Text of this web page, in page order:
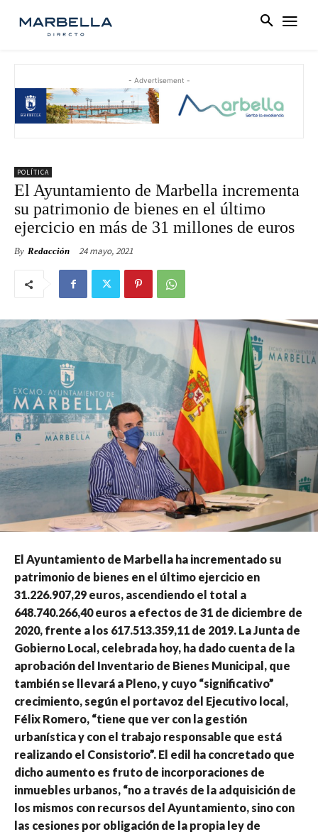
- Advertisement -
POLÍTICA
El Ayuntamiento de Marbella incrementa
su patrimonio de bienes en el último
ejercicio en más de 31 millones de euros
By Redacción 24 mayo, 2021
El Ayuntamiento de Marbella ha incrementado su
patrimonio de bienes en el último ejercicio en
31.226.907,29 euros, ascendiendo el total a
648.740.266,40 euros a efectos de 31 de diciembre de
2020, frente a los 617.513.359,11 de 2019. La Junta de
Gobierno Local, celebrada hoy, ha dado cuenta de la
aprobación del Inventario de Bienes Municipal, que
también se llevará a Pleno, y cuyo “significativo”
crecimiento, según el portavoz del Ejecutivo local,
Félix Romero, “tiene que ver con la gestión
urbanística y con el trabajo responsable que está
realizando el Consistorio”. El edil ha concretado que
dicho aumento es fruto de incorporaciones de
inmuebles urbanos, “no a través de la adquisición de
los mismos con recursos del Ayuntamiento, sino con
las cesiones por obligación de la propia ley de